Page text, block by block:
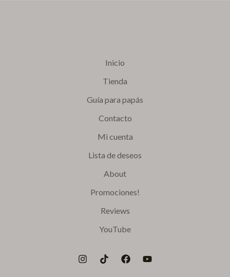
Inicio
Tienda
Guía para papás
Contacto
Mi cuenta
Lista de deseos
About
Promociones!
Reviews
YouTube